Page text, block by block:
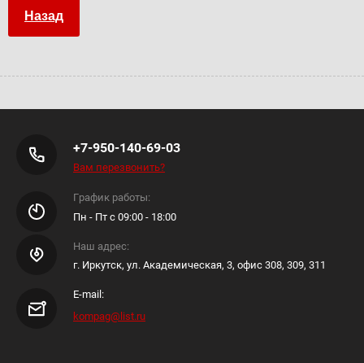
Назад
+7-950-140-69-03
Вам перезвонить?
График работы:
Пн - Пт с 09:00 - 18:00
Наш адрес:
г. Иркутск, ул. Академическая, 3, офис 308, 309, 311
E-mail:
kompag@list.ru